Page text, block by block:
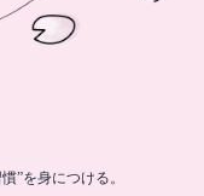
”を身につける。